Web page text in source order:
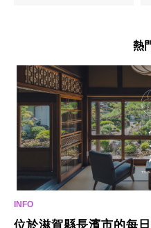
熱
位於滋賀縣長濱市的每